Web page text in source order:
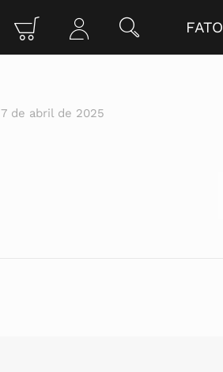
7 de abril de 2025